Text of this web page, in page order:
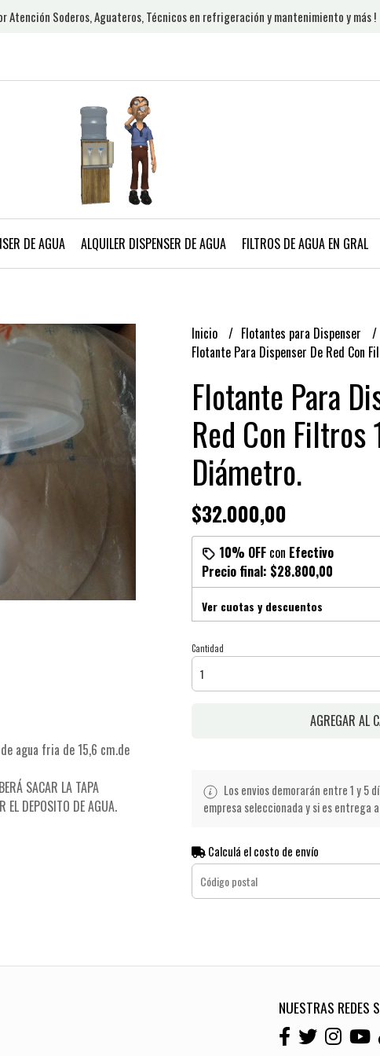
Atención Soderos, Aguateros, Técnicos en refrigeración y mantenimiento y más !
DE AGUA ALQUILER DISPENSER DE AGUA FILTROS DE AGUA EN GRAL
agua fria de 15,6 cm.de
SACAR LA TAPA
DEPOSITO DE AGUA.
Inicio
Flotantes para Dispenser
Flotante Para Dispenser De Red Con
Flotante Para
Red Con Filtros
Diámetro.
$32.000,00
10% OFFcon Efectivo
Precio final: $28.800,00
Ver cuotas y descuentos
Cantidad
AGREGAR AL
Los envios demorarán entre 1 y 5
empresa seleccionada y si es entrega
Calculá el costo de envío
NUESTRAS REDES